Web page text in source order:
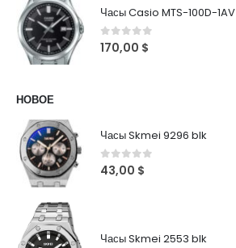
Часы Casio MTS-100D-1AV
0out of 5
170,00 $
НОВОЕ
Часы Skmei 9296 blk
0 out of 5
43,00 $
Часы Skmei 2553 blk